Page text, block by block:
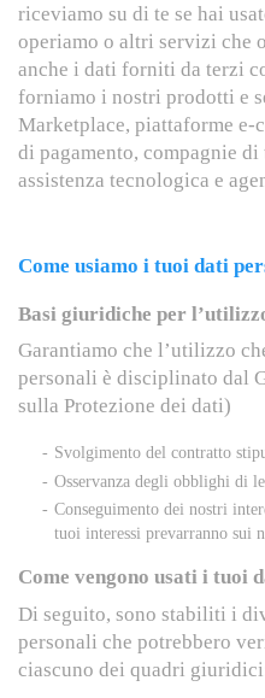
riceviamo su di te se hai
operiamo o altri servizi che
anche i dati forniti da terzi
forniamo i nostri prodotti e
Marketplace, piattaforme
di pagamento, compagnie
assistenza tecnologica e
Come usiamo i tuoi dati
Basi giuridiche per
Garantiamo che l’utilizzo
personali è disciplinato dal
sulla Protezione dei dati)
Svolgimento del contratto
Osservanza degli obblighi di
Conseguimento dei nostri
tuoi interessi prevarranno sui
Come vengono usati i tuoi
Di seguito, sono stabiliti i
personali che potrebbero
ciascuno dei quadri